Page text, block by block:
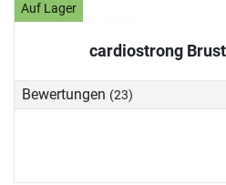
Auf Lager
cardiostrong
Bewertungen (23)